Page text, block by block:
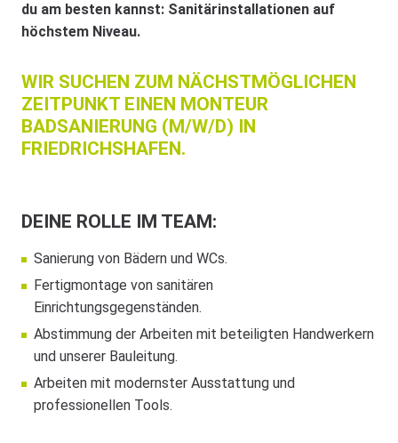
du am besten kannst: Sanitärinstallationen auf
höchstem Niveau.
WIR SUCHEN ZUM NÄCHSTMÖGLICHEN
ZEITPUNKT EINEN MONTEUR
BADSANIERUNG (M/W/D) IN
FRIEDRICHSHAFEN.
DEINE ROLLE IM TEAM:
Sanierung von Bädern und WCs.
Fertigmontage von sanitären
Einrichtungsgegenständen.
Abstimmung der Arbeiten mit beteiligten Handwerkern
und unserer Bauleitung.
Arbeiten mit modernster Ausstattung und
professionellen Tools.